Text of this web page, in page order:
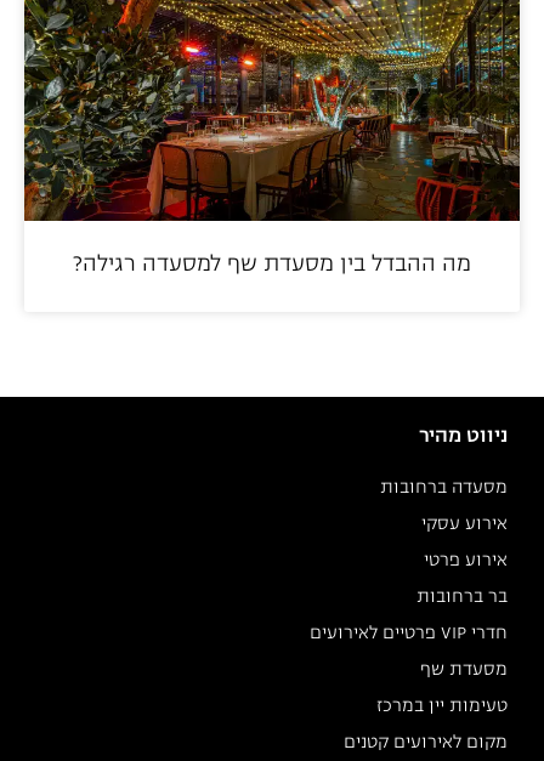
מה ההבדל בין מסעדת שף למסעדה רגילה?
ניווט מהיר
מסעדה ברחובות
אירוע עסקי
אירוע פרטי
בר ברחובות
חדרי VIP פרטיים לאירועים
מסעדת שף
טעימות יין במרכז
מקום לאירועים קטנים